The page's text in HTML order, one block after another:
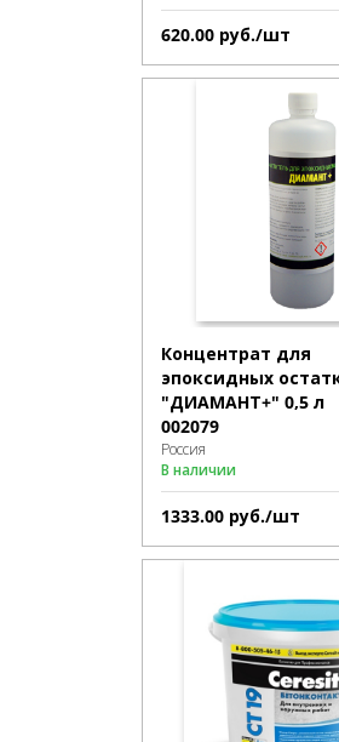
620.00 руб./шт
Концентрат для
эпоксидных
"ДИАМАНТ+" 0,5 л
002079
Россия
В наличии
1333.00 руб./шт